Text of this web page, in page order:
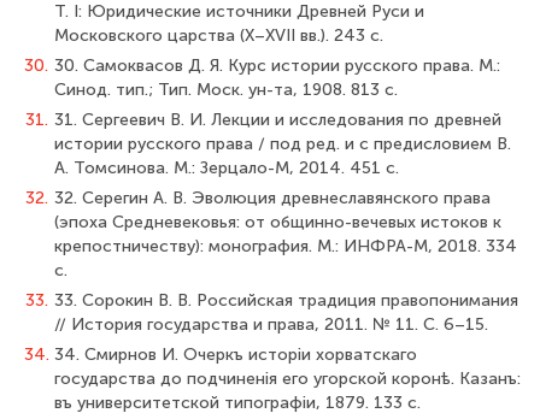
Т. I: Юридические источники Древней Руси и
Московского царства (X–XVII вв.). 243 с.
30. 30. Самоквасов Д. Я. Курс истории русского права. М.:
Синод. тип.; Тип. Моск. ун-та, 1908. 813 с.
31. 31. Сергеевич В. И. Лекции и исследования по древней
истории русского права / под ред. и с предисловием В.
А. Томсинова. М.: Зерцало-М, 2014. 451 с.
32. 32. Серегин А. В. Эволюция древнеславянского права
(эпоха Средневековья: от общинно-вечевых истоков к
крепостничеству): монография. М.: ИНФРА-М, 2018. 334
с.
33. 33. Сорокин В. В. Российская традиция правопонимания
// История государства и права, 2011. № 11. С. 6–15.
34. 34. Смирнов И. Очеркъ исторiи хорватскаго
государства до подчиненiя его угорской коронѣ. Казанъ:
въ университетской типографіи, 1879. 133 с.